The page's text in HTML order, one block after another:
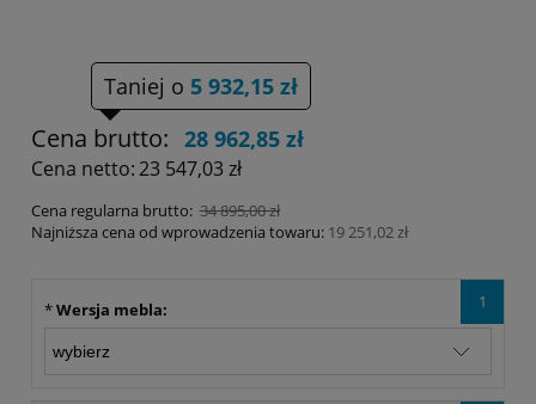
Taniej o 5 932,15 zł
Cena brutto: 28 962,85 zł
Cena netto:23 547,03 zł
Cena regularna brutto: 34 895,00 zł
Najniższa cena od wprowadzenia towaru: 19 251,02 zł
1
*Wersja mebla: